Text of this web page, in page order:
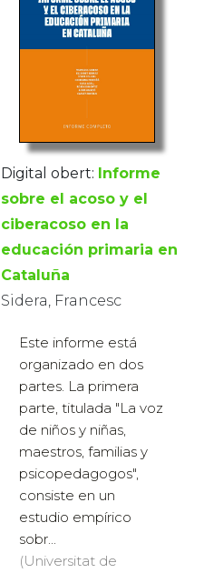
Digital obert: Informe
sobre el acoso y el
ciberacoso en la
educación primaria en
Cataluña
Sidera, Francesc
Este informe está
organizado en dos
partes. La primera
parte, titulada "La voz
de niños y niñas,
maestros, familias y
psicopedagogos",
consiste en un
estudio empírico
sobr...
(Universitat de